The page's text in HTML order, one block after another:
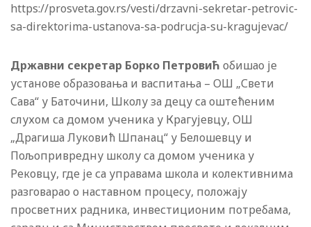
https://prosveta.gov.rs/vesti/drzavni-sekretar-petrovic-
sa-direktorima-ustanova-sa-podrucja-su-kragujevac/
Државни секретар Борко Петровић обишао је
установе образовања и васпитања – ОШ „Свети
Сава“ у Баточини, Школу за децу са оштећеним
слухом са домом ученика у Крагујевцу, ОШ
„Драгиша Луковић Шпанац“ у Белошевцу и
Пољопривредну школу са домом ученика у
Рековцу, где је са управама школа и колективнима
разговарао о наставном процесу, положају
просветних радника, инвестиционим потребама,